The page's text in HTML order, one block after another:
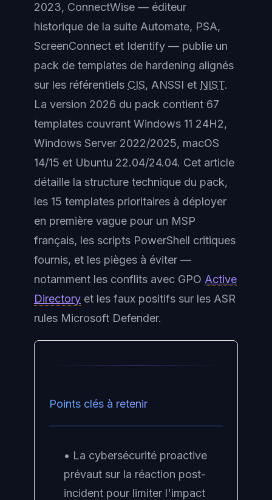
2023, ConnectWise — éditeur
historique de la suite Automate, PSA,
ScreenConnect et Identify — publie un
pack de templates de hardening alignés
sur les référentiels CIS, ANSSI et NIST.
La version 2026 du pack contient 67
templates couvrant Windows 11 24H2,
Windows Server 2022/2025, macOS
14/15 et Ubuntu 22.04/24.04. Cet article
détaille la structure technique du pack,
les 15 templates prioritaires à déployer
en première vague pour un MSP
français, les scripts PowerShell critiques
fournis, et les pièges à éviter —
notamment les conflits avec GPO Active
Directory et les faux positifs sur les ASR
rules Microsoft Defender.
Points clés à retenir
• La cybersécurité proactive
prévaut sur la réaction post-
incident pour limiter l'impact